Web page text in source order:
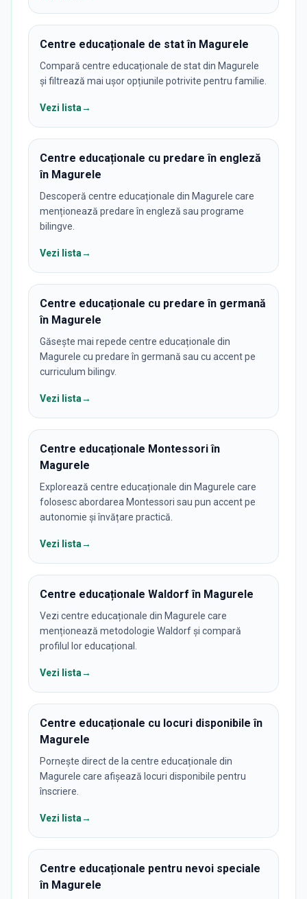
Centre educaționale de stat în Magurele
Compară centre educaționale de stat din Magurele
și filtrează mai ușor opțiunile potrivite pentru familie.
Vezi lista→
Centre educaționale cu predare în engleză
în Magurele
Descoperă centre educaționale din Magurele care
menționează predare în engleză sau programe
bilingve.
Vezi lista→
Centre educaționale cu predare în germană
în Magurele
Găsește mai repede centre educaționale din
Magurele cu predare în germană sau cu accent pe
curriculum bilingv.
Vezi lista→
Centre educaționale Montessori în
Magurele
Explorează centre educaționale din Magurele care
folosesc abordarea Montessori sau pun accent pe
autonomie și învățare practică.
Vezi lista→
Centre educaționale Waldorf în Magurele
Vezi centre educaționale din Magurele care
menționează metodologie Waldorf și compară
profilul lor educațional.
Vezi lista→
Centre educaționale cu locuri disponibile în
Magurele
Pornește direct de la centre educaționale din
Magurele care afișează locuri disponibile pentru
înscriere.
Vezi lista→
Centre educaționale pentru nevoi speciale
în Magurele